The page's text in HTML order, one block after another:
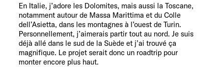
En Italie, j’adore les Dolomites, mais aussi la Toscane,
notamment autour de Massa Marittima et du Colle
dell’Asietta, dans les montagnes à l’ouest de Turin.
Personnellement, j’aimerais partir tout au nord. Je suis
déjà allé dans le sud de la Suède et j’ai trouvé ça
magnifique. Le projet serait donc un roadtrip pour
monter encore plus haut.